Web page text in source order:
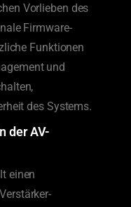
Vorlieben des
Firmware-
Funktionen
und
des Systems.
der AV-
einen